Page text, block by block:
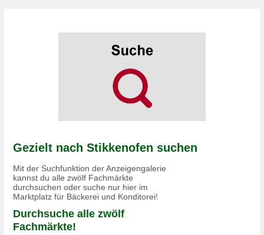
Gezielt nach Stikkenofen suchen
Mit der Suchfunktion der Anzeigengalerie
kannst du alle zwölf Fachmärkte
durchsuchen oder suche nur hier im
Marktplatz für Bäckerei und Konditorei!
Durchsuche alle zwölf
Fachmärkte!